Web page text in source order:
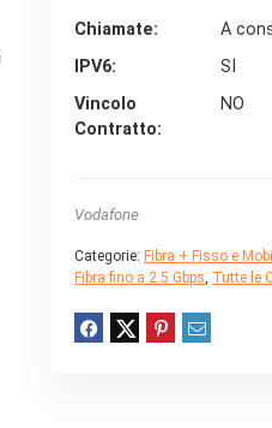
Chiamate
A
IPV6
SI
Vincolo
Contratto
NO
Vodafone
Categorie: Fibra + Fisso e
Fibra fino a 2.5 Gbps, Tutte le